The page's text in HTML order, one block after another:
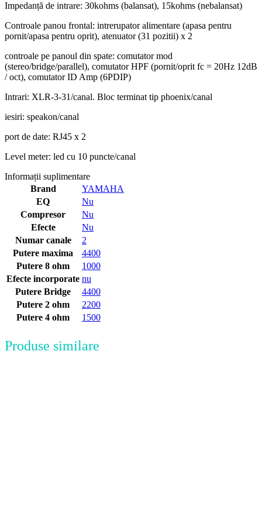
Impedanță de intrare: 30kohms (balansat), 15kohms (nebalansat)
Controale panou frontal: intrerupator alimentare (apasa pentru
pornit/apasa pentru oprit), atenuator (31 pozitii) x 2
controale pe panoul din spate: comutator mod
(stereo/bridge/parallel), comutator HPF (pornit/oprit fc = 20Hz 12dB
/ oct), comutator ID Amp (6PDIP)
Intrari: XLR-3-31/canal. Bloc terminat tip phoenix/canal
iesiri: speakon/canal
port de date: RJ45 x 2
Level meter: led cu 10 puncte/canal
Informații suplimentare
Brand
YAMAHA
EQ
Nu
Compresor
Nu
Efecte
Nu
Numar canale
2
Putere maxima
4400
Putere 8 ohm
1000
Efecte incorporate nu
Putere Bridge
4400
Putere 2 ohm
2200
Putere 4 ohm
1500
Produse similare